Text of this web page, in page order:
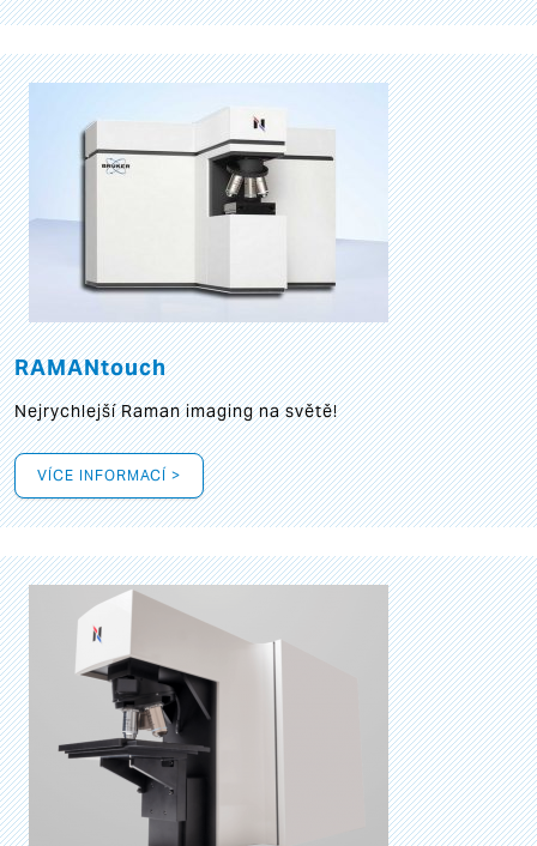
RAMANtouch
Nejrychlejší Raman imaging na světě!
VÍCE INFORMACÍ >